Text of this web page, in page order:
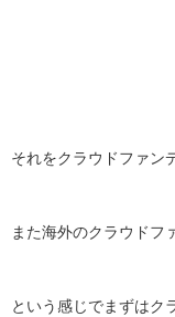
それをクラウドファン
また海外のクラウドフ
という感じでまずはク